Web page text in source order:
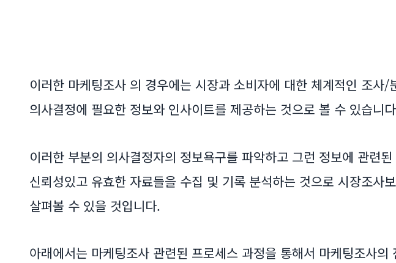
이러한 마케팅조사 의 경우에는 시장과 소비자에 대한 체계적인 조사/
의사결정에 필요한 정보와 인사이트를 제공하는 것으로 볼 수 있습니
이러한 부분의 의사결정자의 정보욕구를 파악하고 그런 정보에 관련
신뢰성있고 유효한 자료들을 수집 및 기록 분석하는 것으로 시장조사
살펴볼 수 있을 것입니다.
아래에서는 마케팅조사 관련된 프로세스 과정을 통해서 마케팅조사의